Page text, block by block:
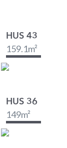
HUS 43
159.1m²
HUS 36
149m²